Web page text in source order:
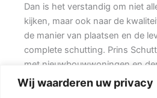
Wij waarderen uw privacy
Dan is het verstandig om niet
kijken, maar ook naar de
de manier van plaatsen en de
complete schutting. Prins
met nieuwbouwwoningen en
mooie oplossing.